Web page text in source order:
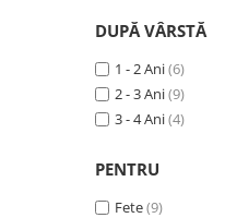
DUPĂ VÂRSTĂ
1 - 2 Ani(6)
2 - 3 Ani(9)
3 - 4 Ani(4)
PENTRU
Fete(9)